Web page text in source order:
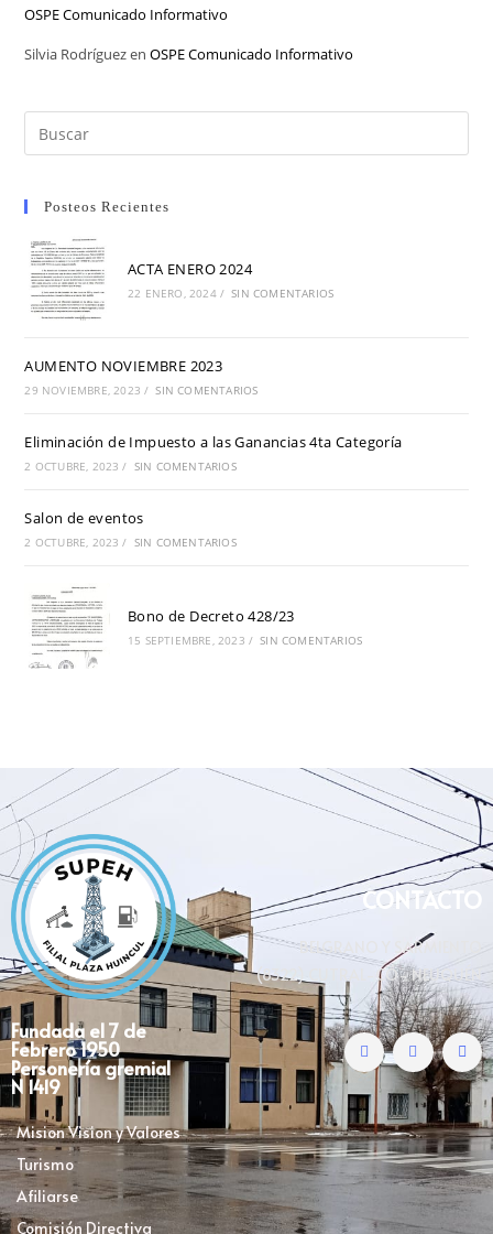
OSPE Comunicado Informativo
Silvia RodríguezenOSPE Comunicado Informativo
Posteos Recientes
ACTA ENERO 2024
22 ENERO, 2024 / SIN COMENTARIOS
AUMENTO NOVIEMBRE 2023
29 NOVIEMBRE, 2023 / SIN COMENTARIOS
Eliminación de Impuesto a las Ganancias 4ta Categoría
2 OCTUBRE, 2023 / SIN COMENTARIOS
Salon de eventos
2 OCTUBRE, 2023 / SIN COMENTARIOS
Bono de Decreto 428/23
15 SEPTIEMBRE, 2023 / SIN COMENTARIOS
Fundada el 7 de
Febrero 1950
Personería gremial
N 1419
Mision Vision y Valores
Turismo
Afiliarse
Comisión Directiva
CONTACTO
BELGRANO Y SARMIENTO
(8322) CUTRAL-CÓ- NEUQUÉN